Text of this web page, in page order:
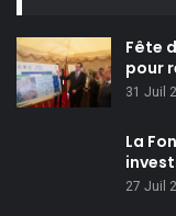
Fête
pour
31 Juil
La
27 Juil